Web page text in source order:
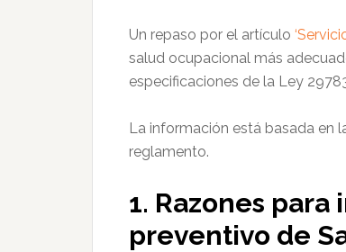
Un repaso por el artículo
salud ocupacional más
especificaciones de la Ley
La información está basada en
reglamento.
1. Razones
preventivo de